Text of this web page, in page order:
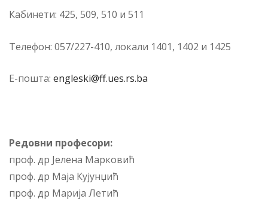
Ка­би­не­ти: 425, 509, 510 и 511
Те­ле­фон: 057/227-410, ло­ка­ли 1401, 1402 и 1425
Е-по­шта: engleski@ff.ues.rs.ba
Редовни професори:
проф. др Јелена Марковић
проф. др Маја Кујунџић
проф. др Марија Летић